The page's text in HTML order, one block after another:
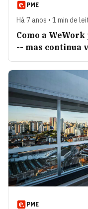
PME
Há 7 anos • 1 min de
Como a
-- mas continua
PME